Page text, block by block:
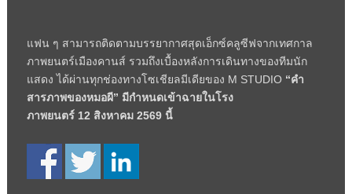
แฟน ๆ สามารถติดตามบรรยากาศสุดเอ็กซ์คลูซีฟจากเทศกาล
ภาพยนตร์เมืองคานส์ รวมถึงเบื้องหลังการเดินทางของทีมนัก
แสดง ได้ผ่านทุกช่องทางโซเชียลมีเดียของ M STUDIO “คำ
สารภาพของหมอผี” มีกำหนดเข้าฉายในโรง
ภาพยนตร์ 12 สิงหาคม 2569 นี้